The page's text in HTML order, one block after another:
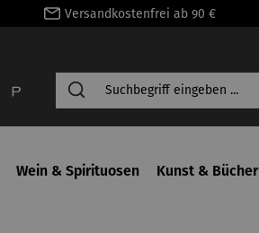
Versandkostenfrei ab 90 €
Wein & Spirituosen Kunst & Bücher